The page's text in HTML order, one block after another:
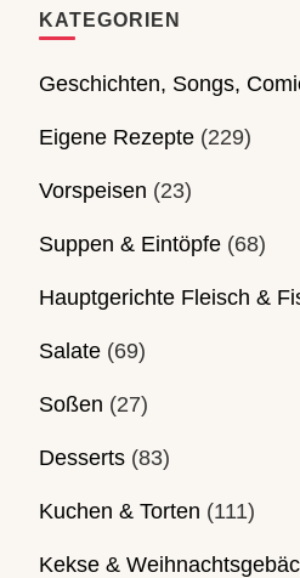
KATEGORIEN
Geschichten, Songs,
Eigene Rezepte (229)
Vorspeisen (23)
Suppen & Eintöpfe (68)
Hauptgerichte Fleisch &
Salate (69)
Soßen (27)
Desserts (83)
Kuchen & Torten (111)
Kekse &